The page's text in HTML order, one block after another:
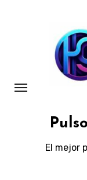
El mejor